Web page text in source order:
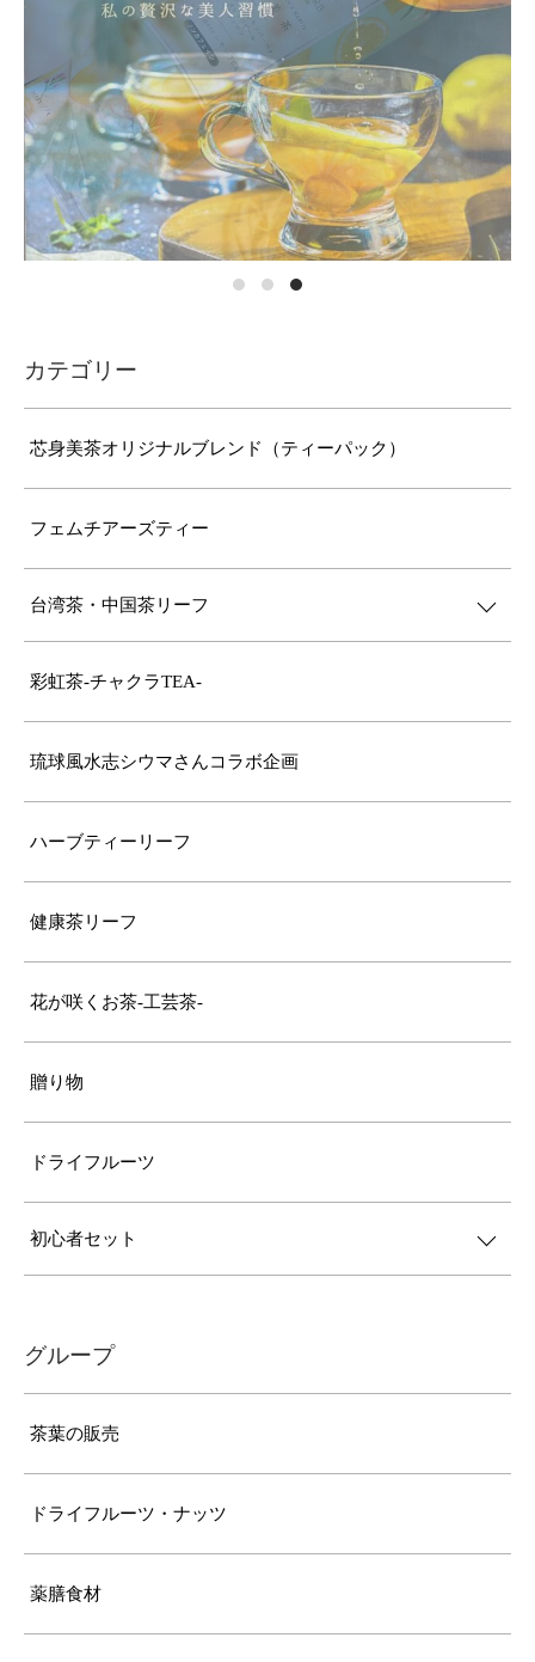
カテゴリー
芯身美茶オリジナルブレンド（ティーパック）
フェムチアーズティー
台湾茶・中国茶リーフ
彩虹茶-チャクラTEA-
琉球風水志シウマさんコラボ企画
ハーブティーリーフ
健康茶リーフ
花が咲くお茶-工芸茶-
贈り物
ドライフルーツ
初心者セット
グループ
茶葉の販売
ドライフルーツ・ナッツ
薬膳食材